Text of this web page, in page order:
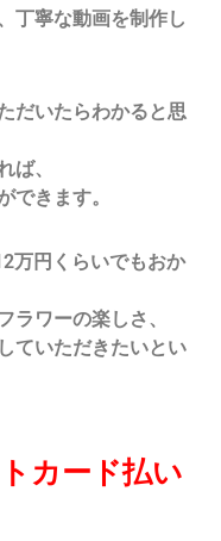
丁寧な動画を制作し
だいたらわかると思
ば、
できます。
万円くらいでもおか
ラワーの楽しさ、
ていただきたいとい
カード払い